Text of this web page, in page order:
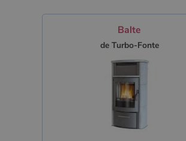
Balte
de Turbo-Fonte